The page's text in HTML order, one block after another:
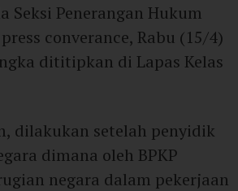
Seksi Penerangan Hukum
converance, Rabu (15/4)
dititipkan di Lapas Kelas
dilakukan setelah penyidik
dimana oleh BPKP
negara dalam pekerjaan